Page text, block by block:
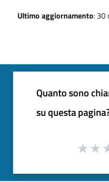
Ultimo aggiornamento: 30
Quanto sono
su questa